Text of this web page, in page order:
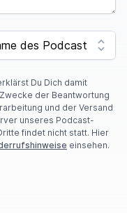
Du Dich damit
der Beantwortung
und der Versand
unseres Podcast-
findet nicht statt. Hier
einsehen.